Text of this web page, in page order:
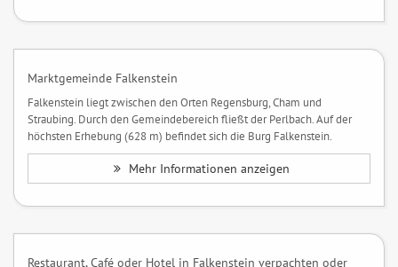
Marktgemeinde Falkenstein
Falkenstein liegt zwischen den Orten Regensburg, Cham und
Straubing. Durch den Gemeindebereich fließt der Perlbach. Auf der
höchsten Erhebung (628 m) befindet sich die Burg Falkenstein.
Mehr Informationen anzeigen
Restaurant, Café oder Hotel in Falkenstein verpachten oder